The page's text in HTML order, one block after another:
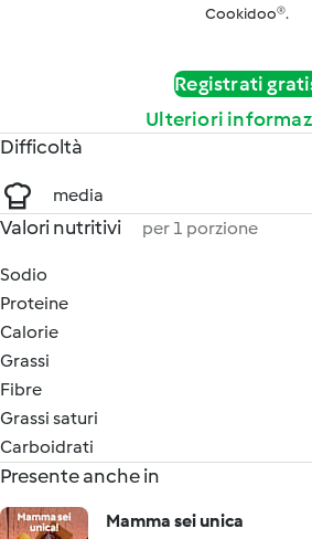
Cookidoo®.
Registrati
Ulteriori
Difficoltà
media
Valori nutritivi per 1 porzione
Sodio
Proteine
Calorie
Grassi
Fibre
Grassi saturi
Carboidrati
Presente anche in
Mamma sei unica